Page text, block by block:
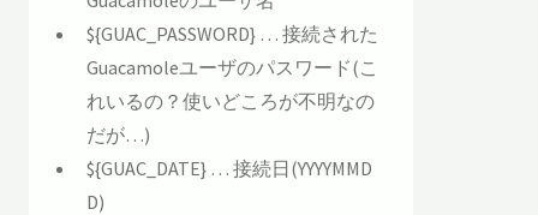
${GUAC_PASSWORD} … 接続された
Guacamoleユーザのパスワード(こ
れいるの？使いどころが不明なの
だが…)
${GUAC_DATE} … 接続日(YYYYMMD
D)